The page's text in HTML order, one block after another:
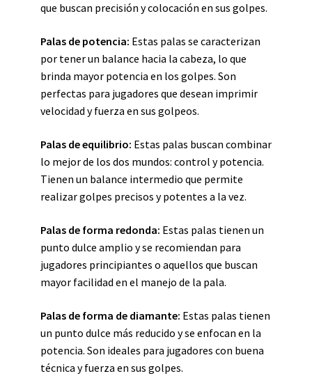
que buscan precisión y colocación en sus golpes.
Palas de potencia: Estas palas se caracterizan
por tener un balance hacia la cabeza, lo que
brinda mayor potencia en los golpes. Son
perfectas para jugadores que desean imprimir
velocidad y fuerza en sus golpeos.
Palas de equilibrio: Estas palas buscan combinar
lo mejor de los dos mundos: control y potencia.
Tienen un balance intermedio que permite
realizar golpes precisos y potentes a la vez.
Palas de forma redonda: Estas palas tienen un
punto dulce amplio y se recomiendan para
jugadores principiantes o aquellos que buscan
mayor facilidad en el manejo de la pala.
Palas de forma de diamante: Estas palas tienen
un punto dulce más reducido y se enfocan en la
potencia. Son ideales para jugadores con buena
técnica y fuerza en sus golpes.